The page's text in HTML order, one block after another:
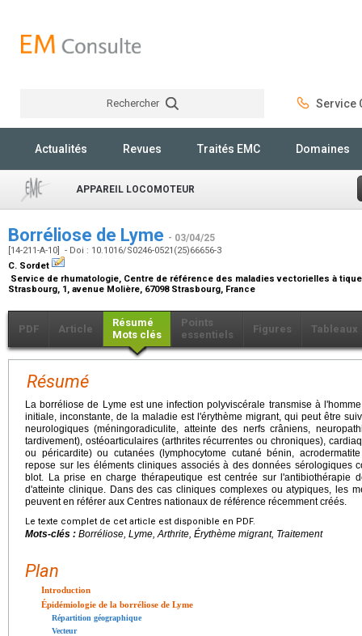
Rechercher Service
Actualités Revues Traités EMC Domaines
APPAREIL LOCOMOTEUR
Borréliose de Lyme - 03/04/25
[14-211-A-10] - Doi : 10.1016/S0246-0521(25)66656-3
C. Sordet
Service de rhumatologie, Centre de référence des maladies vectorielles à
Strasbourg, 1, avenue Molière, 67098 Strasbourg, France
PDF Article
Résumé
Mots clés
Points
essentiels
Figures Tableaux
Résumé
La borréliose de Lyme est une infection polyviscérale transmise à
initiale, inconstante, de la maladie est l'érythème migrant, qui peut être
neurologiques (méningoradiculite, atteinte des nerfs crâniens,
tardivement), ostéoarticulaires (arthrites récurrentes ou chroniques),
ou péricardite) ou cutanées (lymphocytome cutané bénin,
repose sur les éléments cliniques associés à des données sérologiques
blot. La prise en charge thérapeutique est centrée sur l'antibiothérapie
d'atteinte clinique. Dans des cas cliniques complexes ou atypiques, les
peuvent en référer aux Centres nationaux de référence récemment créés.
Le texte complet de cet article est disponible en PDF.
Mots-clés : Borréliose, Lyme, Arthrite, Érythème migrant, Traitement
Plan
Introduction
Épidémiologie de la borréliose de Lyme
Répartition géographique
Vecteur